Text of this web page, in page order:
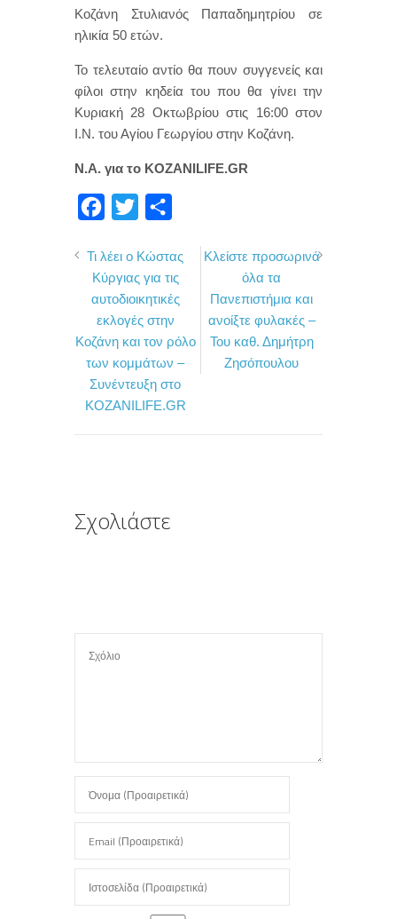
Κοζάνη Στυλιανός Παπαδημητρίου σε
ηλικία 50 ετών.
Το τελευταίο αντίο θα πουν συγγενείς και
φίλοι στην κηδεία του που θα γίνει την
Κυριακή 28 Οκτωβρίου στις 16:00 στον
Ι.Ν. του Αγίου Γεωργίου στην Κοζάνη.
Ν.Α. για το KOZANILIFE.GR
c
e
b
o
o
k
i
t
t
e
r
ι
ρ
α
σ
τ
ε
Τι λέει ο Κώστας
Κύργιας για τις
αυτοδιοικητικές
εκλογές στην
Κοζάνη και τον ρόλο
των κομμάτων –
Συνέντευξη στο
KOZANILIFE.GR
Κλείστε προσωρινά
όλα τα
Πανεπιστήμια και
ανοίξτε φυλακές –
Του καθ. Δημήτρη
Ζησόπουλου
Σχολιάστε